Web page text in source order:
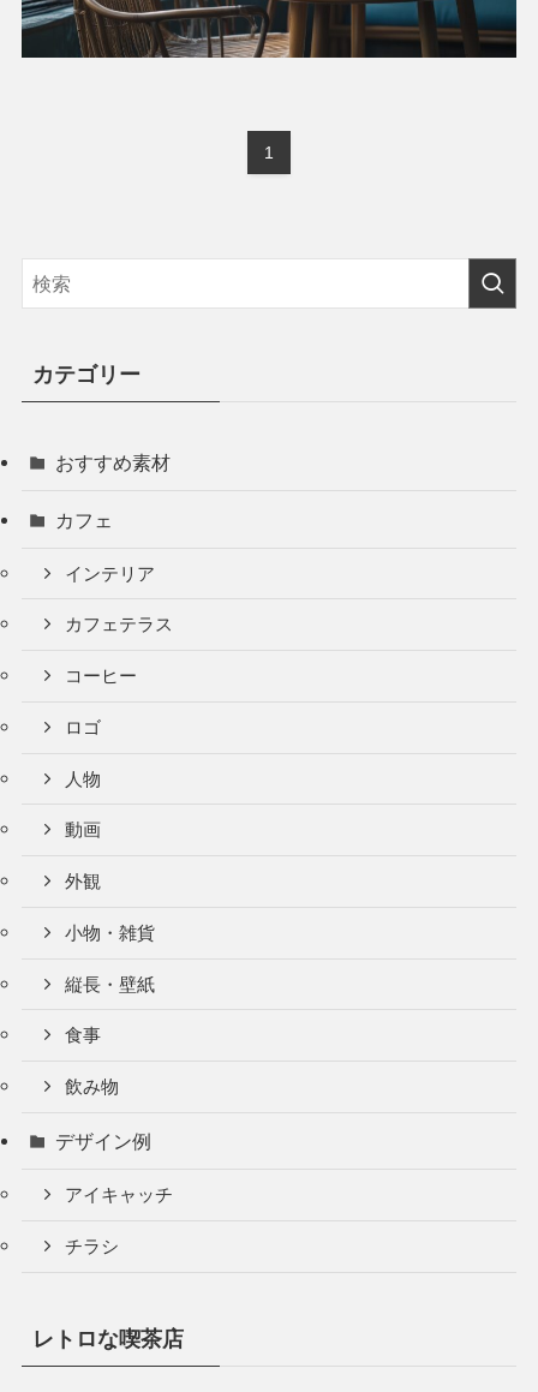
1
カテゴリー
おすすめ素材
カフェ
インテリア
カフェテラス
コーヒー
ロゴ
人物
動画
外観
小物・雑貨
縦長・壁紙
食事
飲み物
デザイン例
アイキャッチ
チラシ
レトロな喫茶店